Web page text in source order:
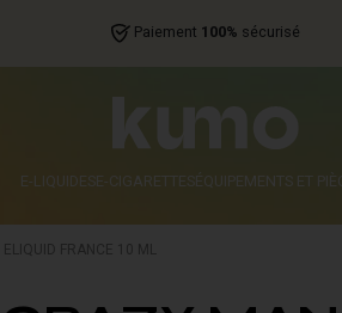
Paiement 100% sécurisé
E-LIQUIDESE-CIGARETTES ÉQUIPEMENTS ET